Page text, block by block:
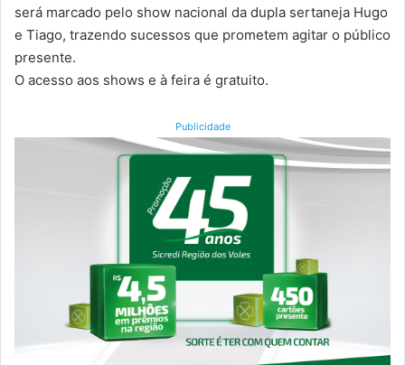
será marcado pelo show nacional da dupla sertaneja Hugo
e Tiago, trazendo sucessos que prometem agitar o público
presente.
O acesso aos shows e à feira é gratuito.
Publicidade